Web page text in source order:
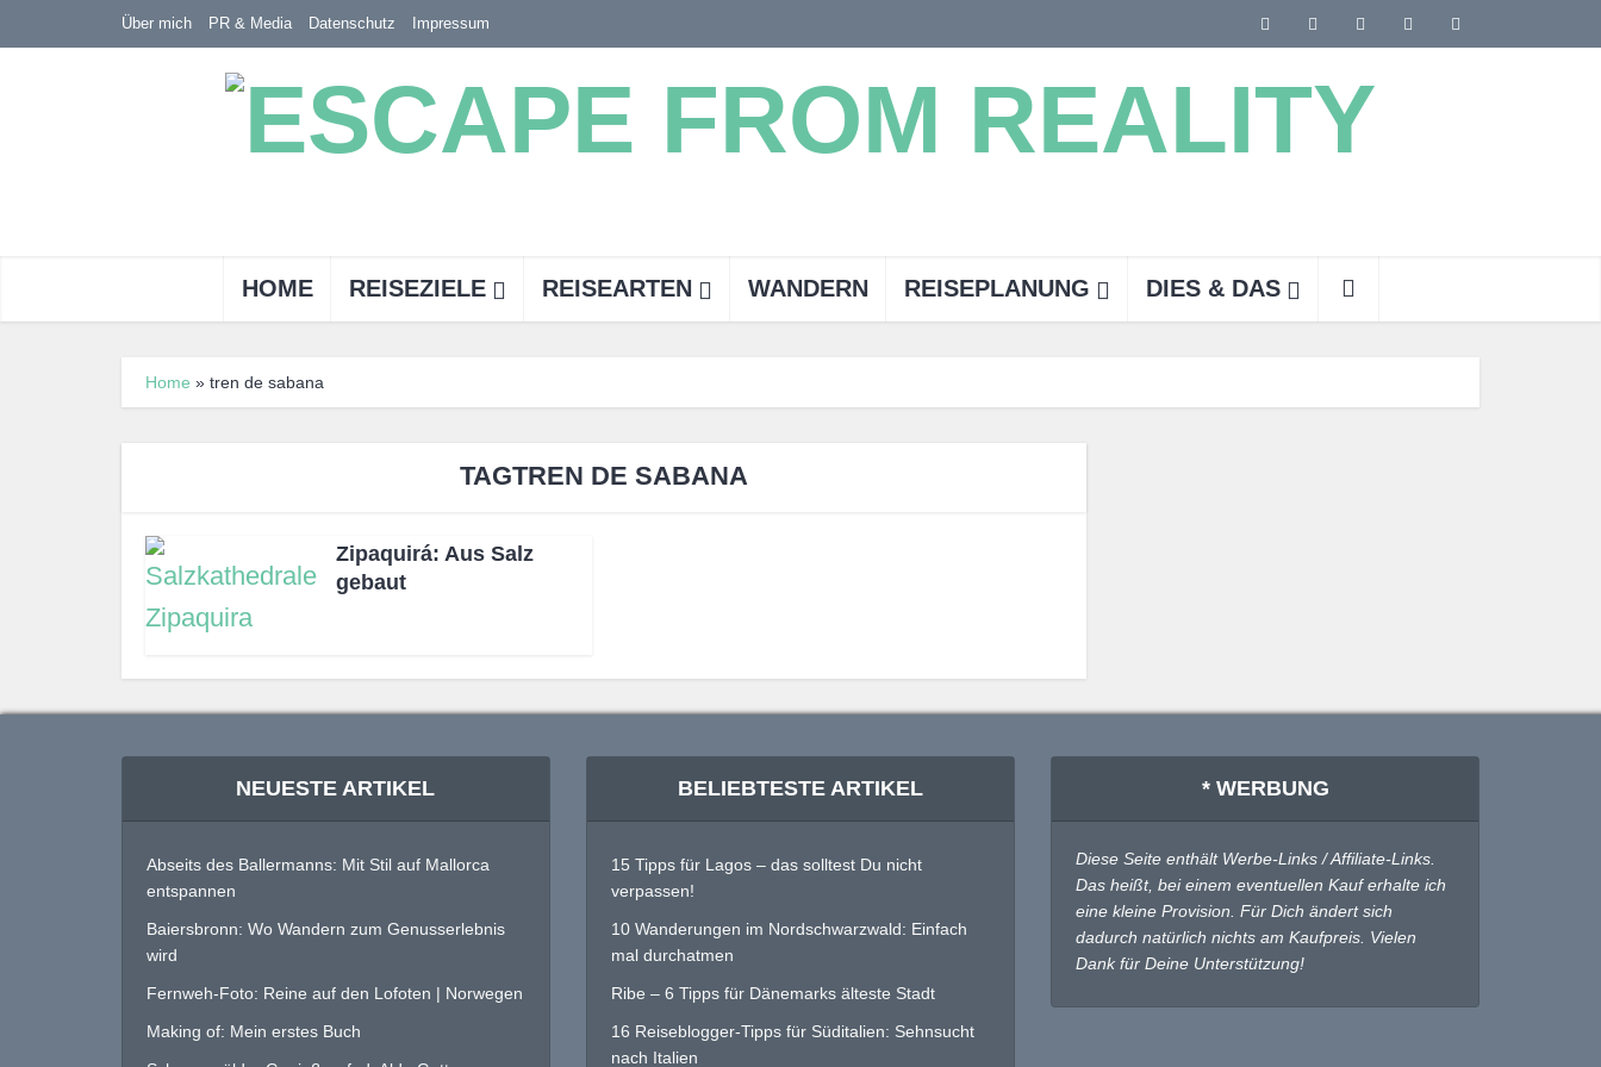
Über mich PR & Media Datenschutz Impressum
HOME REISEZIELE REISEARTEN WANDERN REISEPLANUNG DIES & DAS
Home » tren de sabana
TAGTREN DE SABANA
Zipaquirá: Aus Salz
gebaut
NEUESTE ARTIKEL
Abseits des Ballermanns: Mit Stil auf Mallorca
entspannen
Baiersbronn: Wo Wandern zum Genusserlebnis
wird
Fernweh-Foto: Reine auf den Lofoten | Norwegen
Making of: Mein erstes Buch
BELIEBTESTE ARTIKEL
15 Tipps für Lagos – das solltest Du nicht
verpassen!
10 Wanderungen im Nordschwarzwald: Einfach
mal durchatmen
Ribe – 6 Tipps für Dänemarks älteste Stadt
16 Reiseblogger-Tipps für Süditalien: Sehnsucht
nach Italien
* WERBUNG
Diese Seite enthält Werbe-Links / Affiliate-Links.
Das heißt, bei einem eventuellen Kauf erhalte ich
eine kleine Provision. Für Dich ändert sich
dadurch natürlich nichts am Kaufpreis. Vielen
Dank für Deine Unterstützung!